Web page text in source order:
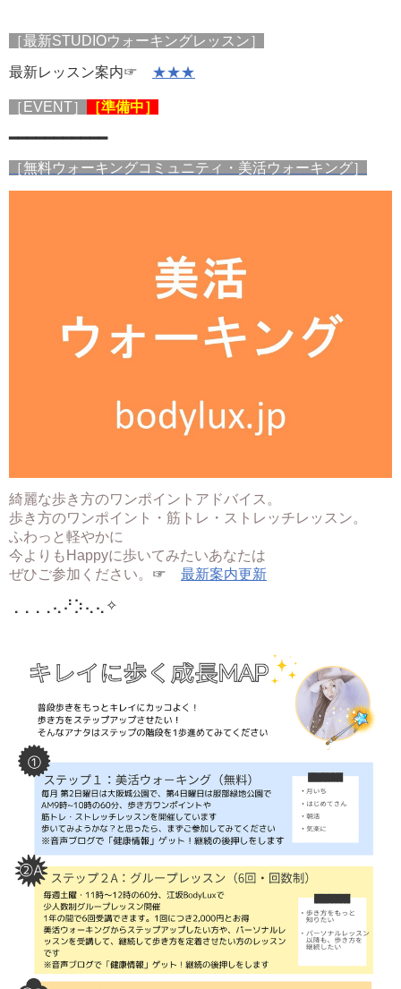
［最新STUDIOウォーキングレッスン］
最新レッスン案内☞ ★★★
［EVENT］ ［準備中］
━━━━━━━━━━━
［無料ウォーキングコミュニティ・美活ウォーキング］
綺麗な歩き方のワンポイントアドバイス。
歩き方のワンポイント・筋トレ・ストレッチレッスン。
ふわっと軽やかに
今よりもHappyに歩いてみたいあなたは
ぜひご参加ください。 ☞ 最新案内更新
⢀⢀⢀⢀⢄⠜⡱⢄⢄ ✧